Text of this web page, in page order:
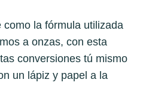
la fórmula utilizada
a onzas, con esta
conversiones tú mismo
un lápiz y papel a la